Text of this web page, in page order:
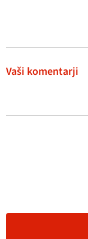
Vaši komentarji